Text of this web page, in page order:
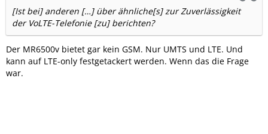
[Ist bei] anderen […] über ähnliche[s] zur Zuverlässigkeit
der VoLTE-Telefonie [zu] berichten?
Der MR6500v bietet gar kein GSM. Nur UMTS und LTE. Und
kann auf LTE-only festgetackert werden. Wenn das die Frage
war.